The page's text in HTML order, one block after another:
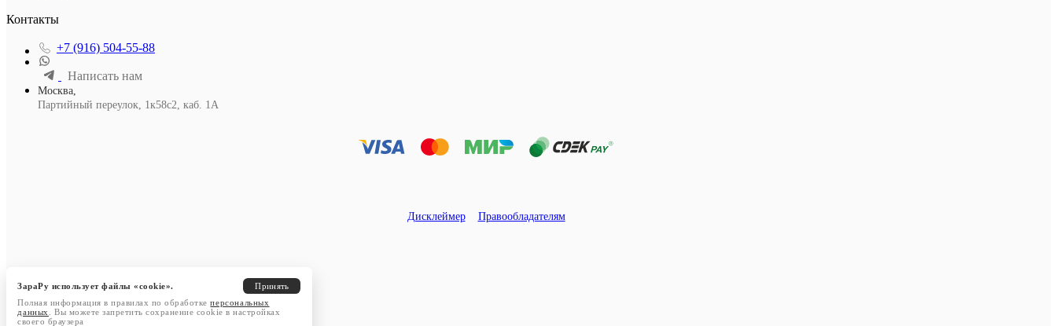
Контакты
+7 (916) 504-55-88
Написать нам
Москва,
Партийный переулок, 1к58с2, каб. 1А
Дисклеймер Правообладателям
ЗараРу использует файлы «cookie».
Принять
Полная информация в правилах по обработкеперсональных
данных
. Вы можете запретить сохранение cookie в настройках
своего браузера